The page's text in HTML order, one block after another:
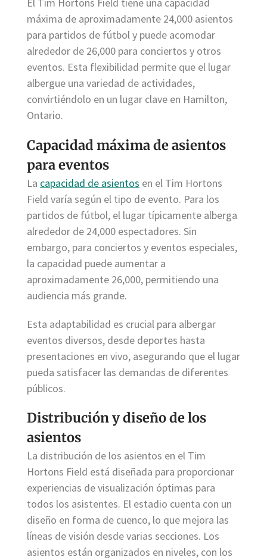
máxima de aproximadamente 24,000 asientos
para partidos de fútbol y puede acomodar
alrededor de 26,000 para conciertos y otros
eventos. Esta flexibilidad permite que el lugar
albergue una variedad de actividades,
convirtiéndolo en un lugar clave en Hamilton,
Ontario.
Capacidad máxima de asientos
para eventos
La capacidad de asientos en el Tim Hortons
Field varía según el tipo de evento. Para los
partidos de fútbol, el lugar típicamente alberga
alrededor de 24,000 espectadores. Sin
embargo, para conciertos y eventos especiales,
la capacidad puede aumentar a
aproximadamente 26,000, permitiendo una
audiencia más grande.
Esta adaptabilidad es crucial para albergar
eventos diversos, desde deportes hasta
presentaciones en vivo, asegurando que el lugar
pueda satisfacer las demandas de diferentes
públicos.
Distribución y diseño de los
asientos
La distribución de los asientos en el Tim
Hortons Field está diseñada para proporcionar
experiencias de visualización óptimas para
todos los asistentes. El estadio cuenta con un
diseño en forma de cuenco, lo que mejora las
líneas de visión desde varias secciones. Los
asientos están organizados en niveles, con los